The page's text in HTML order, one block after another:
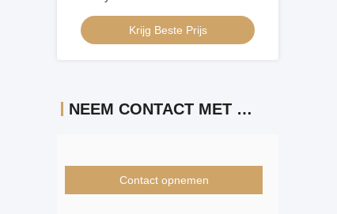
Ultieme Oplossing voor een Goede
Nachtrust
Krijg Beste Prijs
NEEM CONTACT MET ONS OP
Contact opnemen